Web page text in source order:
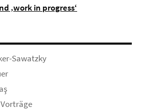
‚work in progress‘
Sawatzky